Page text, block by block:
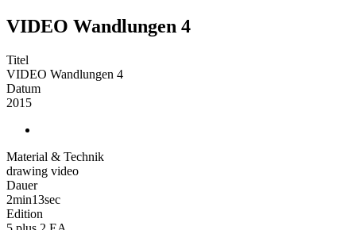
VIDEO Wandlungen 4
Titel
VIDEO Wandlungen 4
Datum
2015
Material & Technik
drawing video
Dauer
2min13sec
Edition